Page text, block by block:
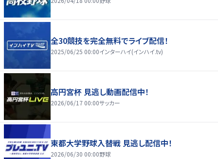
全30競技を完全無料でライブ配信！
2025/06/25 00:00インターハイ(インハイ.tv)
高円宮杯 見逃し動画配信中！
2026/06/17 00:00サッカー
東都大学野球入替戦 見逃し配信中！
2026/06/30 00:00野球